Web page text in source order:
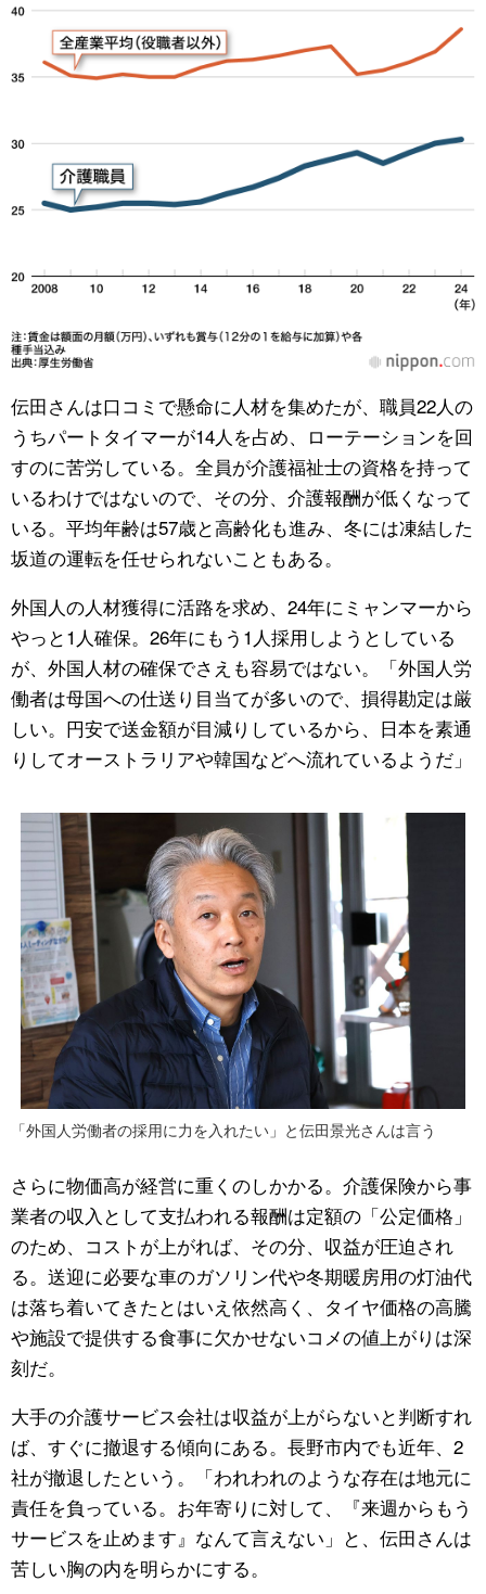
伝田さんは口コミで懸命に人材を集めたが、職員22人の
うちパートタイマーが14人を占め、ローテーションを回
すのに苦労している。全員が介護福祉士の資格を持って
いるわけではないので、その分、介護報酬が低くなって
いる。平均年齢は57歳と高齢化も進み、冬には凍結した
坂道の運転を任せられないこともある。
外国人の人材獲得に活路を求め、24年にミャンマーから
やっと1人確保。26年にもう1人採用しようとしている
が、外国人材の確保でさえも容易ではない。「外国人労
働者は母国への仕送り目当てが多いので、損得勘定は厳
しい。円安で送金額が目減りしているから、日本を素通
りしてオーストラリアや韓国などへ流れているようだ」
「外国人労働者の採用に力を入れたい」と伝田景光さんは言う
さらに物価高が経営に重くのしかかる。介護保険から事
業者の収入として支払われる報酬は定額の「公定価格」
のため、コストが上がれば、その分、収益が圧迫され
る。送迎に必要な車のガソリン代や冬期暖房用の灯油代
は落ち着いてきたとはいえ依然高く、タイヤ価格の高騰
や施設で提供する食事に欠かせないコメの値上がりは深
刻だ。
大手の介護サービス会社は収益が上がらないと判断すれ
ば、すぐに撤退する傾向にある。長野市内でも近年、2
社が撤退したという。「われわれのような存在は地元に
責任を負っている。お年寄りに対して、『来週からもう
サービスを止めます』なんて言えない」と、伝田さんは
苦しい胸の内を明らかにする。